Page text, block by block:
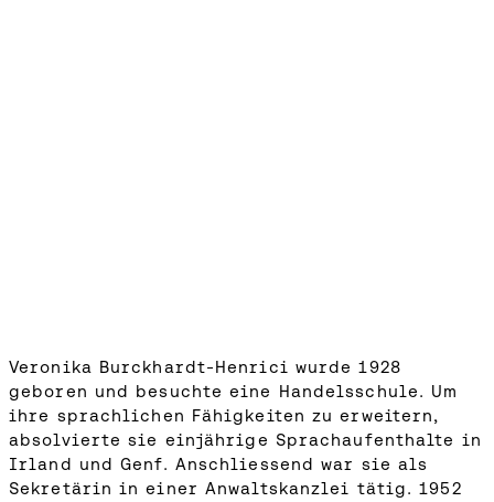
Veronika Burckhardt-Henrici wurde 1928
geboren und besuchte eine Handelsschule. Um
ihre sprachlichen Fähigkeiten zu erweitern,
absolvierte sie einjährige Sprachaufenthalte in
Irland und Genf. Anschliessend war sie als
Sekretärin in einer Anwaltskanzlei tätig. 1952